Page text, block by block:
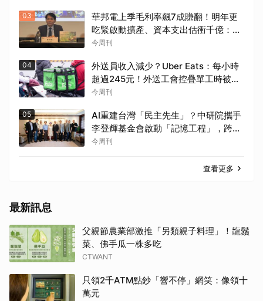
03
華邦電上季毛利率飆7成賺翻！明年更
吃緊啟動擴產、資本支出估衝千億：黃
仁勳若想到，早入主記憶體廠
今周刊
04
外送員收入減少？Uber Eats：每小時
超過245元！外送工會控疊單工時被砍
半，勞動部認違法：按人處罰每案2萬
今周刊
05
AI重建台灣「民主先生」？中研院攜手
李登輝基金會啟動「記憶工程」，跨界
共商民主傳承契機
今周刊
查看更多
最新訊息
父親節農業部激推「另類親子料理」！龍鬚
菜、佛手瓜一株多吃
CTWANT
只領2千ATM點鈔「響不停」網笑：像領十
萬元